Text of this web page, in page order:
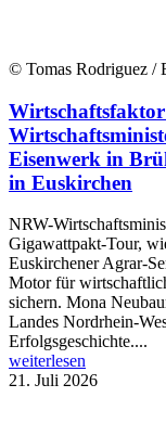
© Tomas Rodriguez /
Eisenwerk in
in Euskirchen
NRW-
Gigawattpakt-Tour,
Euskirchener Agrar-
Motor für
sichern. Mona
Landes Nordrhein-
Erfolgsgeschichte....
weiterlesen
21. Juli 2026